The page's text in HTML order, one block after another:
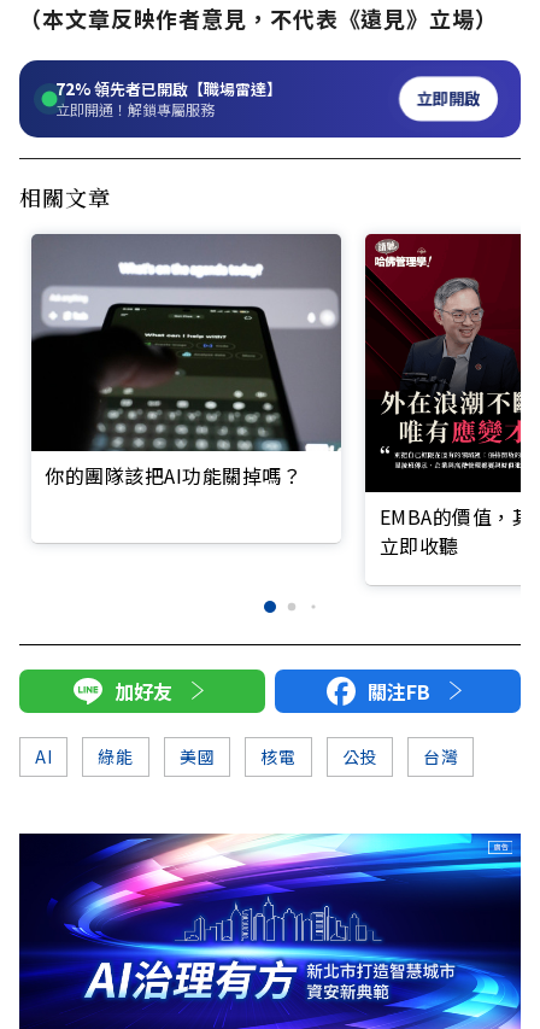
（本文章反映作者意見，不代表《遠見》立場）
72%領先者已開啟【職場雷達】
立即開通！解鎖專屬服務 立即開啟
相關文章
你的團隊該把AI功能關掉嗎？
EMBA的價值，
立即收聽
加好友 關注FB
AI 綠能 美國 核電 公投 台灣